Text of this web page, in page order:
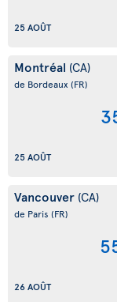
25 AOÛT
Montréal (CA)
de Bordeaux (FR)
25 AOÛT
Vancouver (CA)
de Paris (FR)
26 AOÛT